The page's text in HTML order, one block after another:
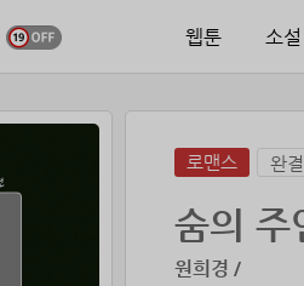
웹툰 소설
로맨스 완결
숨의 주
원희경 /